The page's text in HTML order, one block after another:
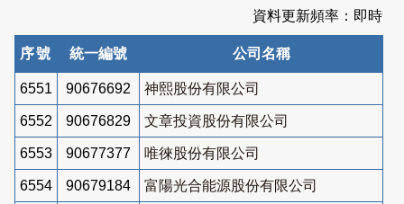
資料更新頻率：即時
序號 統一編號 公司名稱
6551 90676692 神熙股份有限公司
6552 90676829 文章投資股份有限公司
6553 90677377 唯徠股份有限公司
6554 90679184 富陽光合能源股份有限公司